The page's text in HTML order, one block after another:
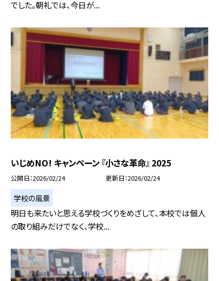
でした。朝礼では、今日が...
いじめNO! キャンペーン 『小さな革命』 2025
公開日 2026/02/24 更新日 2026/02/24
学校の風景
明日も来たいと思える学校づくりをめざして、本校では個人
の取り組みだけでなく、学校...